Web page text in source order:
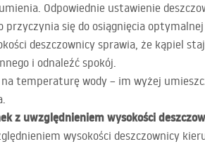
Odpowiednie ustawienie
przyczynia się do osiągnięcia
deszczownicy sprawia, że kąpiel
i odnaleźć spokój.
na temperaturę wody – im wyżej
z uwzględnieniem wysokości
wysokości deszczownicy